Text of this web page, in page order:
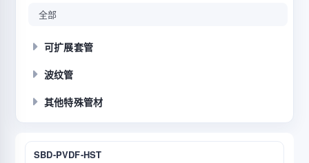
全部
可扩展套管
波纹管
其他特殊管材
SBD-PVDF-HST